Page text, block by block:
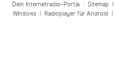
Dein Internetradio-Portal : Sitemap|
Windows| Radioplayer für Android|